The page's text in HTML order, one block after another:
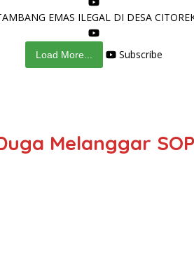
EMAS ILEGAL DI DESA
Load More... Subscribe
Melanggar SOP